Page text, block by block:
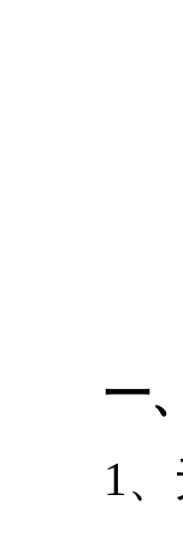
一、
1、